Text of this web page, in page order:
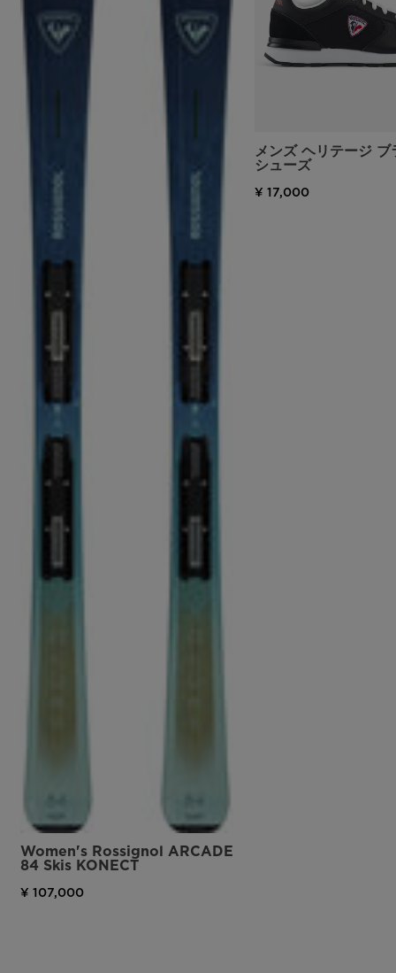
Women's Rossignol ARCADE
84 Skis KONECT
¥ 107,000
メンズ ヘリテージ ブ
シューズ
¥ 17,000